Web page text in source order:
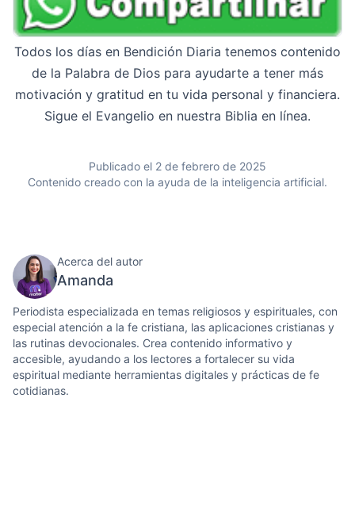
Todos los días en Bendición Diaria tenemos contenido
de la Palabra de Dios para ayudarte a tener más
motivación y gratitud en tu vida personal y financiera.
Sigue el Evangelio en nuestra Biblia en línea.
Publicado el 2 de febrero de 2025
Contenido creado con la ayuda de la inteligencia artificial.
Acerca del autor
Amanda
Periodista especializada en temas religiosos y espirituales, con
especial atención a la fe cristiana, las aplicaciones cristianas y
las rutinas devocionales. Crea contenido informativo y
accesible, ayudando a los lectores a fortalecer su vida
espiritual mediante herramientas digitales y prácticas de fe
cotidianas.